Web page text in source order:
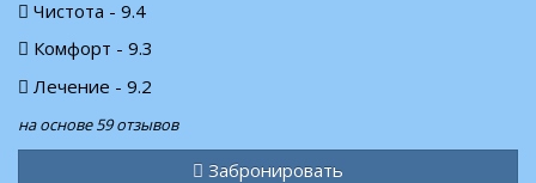
Чистота - 9.4
Комфорт - 9.3
Лечение - 9.2
на основе 59 отзывов
Забронировать